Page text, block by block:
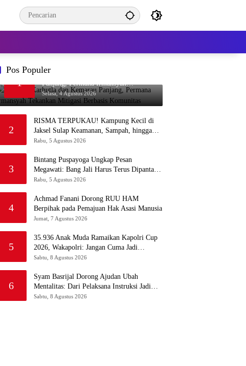
Pos Populer
1
Waspada Karhutla dan Kemarau
Panjang, Permana Irmansyah
Tekankan Mitigasi Berbasis Komunitas
Selasa, 4 Agustus 2026
2
RISMA TERPUKAU! Kampung Kecil di
Jaksel Sulap Keamanan, Sampah, hingga
Ketahanan Pangan Jadi Satu Sistem
Rabu, 5 Agustus 2026
3
Bintang Puspayoga Ungkap Pesan
Megawati: Bang Jali Harus Terus Dipantau
dan Dikembangkan
Rabu, 5 Agustus 2026
4
Achmad Fanani Dorong RUU HAM
Berpihak pada Pemajuan Hak Asasi Manusia
Jumat, 7 Agustus 2026
5
35.936 Anak Muda Ramaikan Kapolri Cup
2026, Wakapolri: Jangan Cuma Jadi
Penonton
Sabtu, 8 Agustus 2026
6
Syam Basrijal Dorong Ajudan Ubah
Mentalitas: Dari Pelaksana Instruksi Jadi
Pencipta Nilai
Sabtu, 8 Agustus 2026